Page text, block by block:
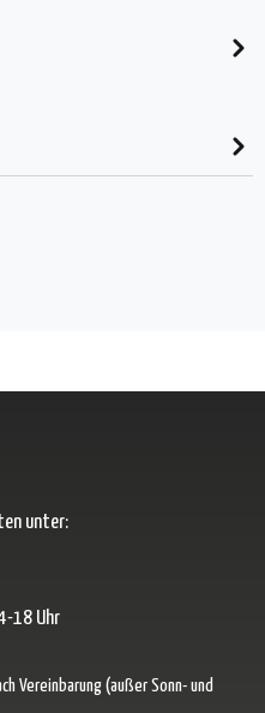
unter:
18 Uhr
Vereinbarung (außer Sonn- und